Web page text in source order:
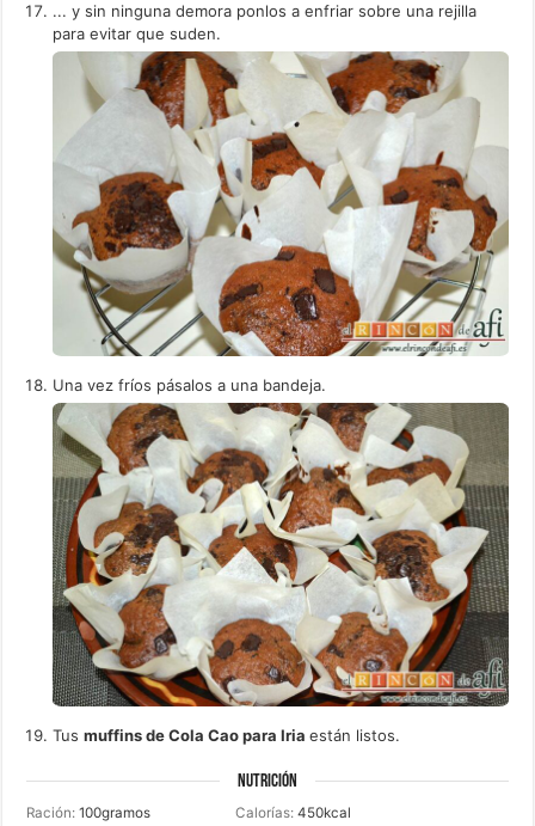
... y sin ninguna demora ponlos a enfriar sobre una rejilla
para evitar que suden.
Una vez fríos pásalos a una bandeja.
Tusmuffins de Cola Cao para Iriaestán listos.
NUTRICIÓN
Ración:100gramos Calorías:450kcal